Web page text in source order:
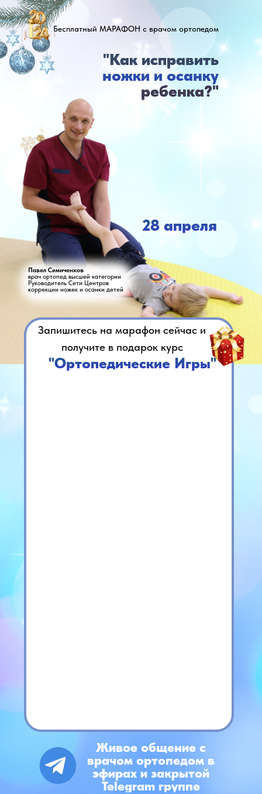
Бесплатный МАРАФОН c врачом ортопедом
"Как исправить
ножки и осанку
ребенка?"
Запишитесь на марафон сейчас и
получите в подарок курс
28 апреля
"Ортопедические Игры"
Живое общение с
врачом ортопедом в
эфирах и закрытой
Telegram группе
Павел Семиченков
врач ортопед высшей категории
Руководитель Сети Центров
коррекции ножек и осанки детей